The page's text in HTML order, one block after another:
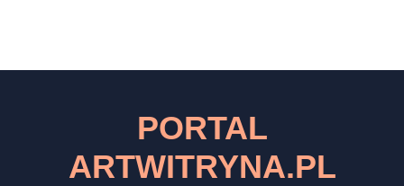
PORTAL
ARTWITRYNA.PL